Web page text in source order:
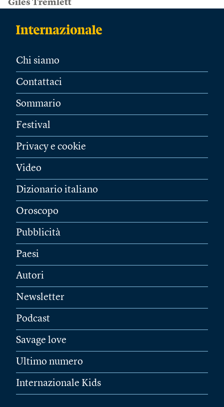
Giles Tremlett
Chi siamo
Contattaci
Sommario
Festival
Privacy e cookie
Video
Dizionario italiano
Oroscopo
Pubblicità
Paesi
Autori
Newsletter
Podcast
Savage love
Ultimo numero
Internazionale Kids